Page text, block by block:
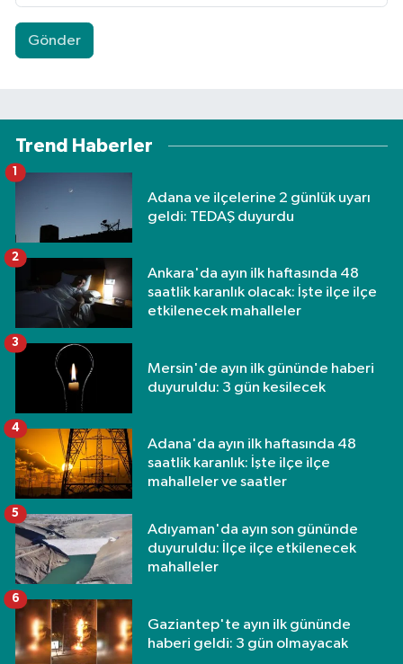
Gönder
Trend Haberler
Adana ve ilçelerine 2 günlük uyarı
geldi: TEDAŞ duyurdu
1
Ankara'da ayın ilk haftasında 48
saatlik karanlık olacak: İşte ilçe ilçe
etkilenecek mahalleler
2
Mersin'de ayın ilk gününde haberi
duyuruldu: 3 gün kesilecek
3
Adana'da ayın ilk haftasında 48
saatlik karanlık: İşte ilçe ilçe
mahalleler ve saatler
4
Adıyaman'da ayın son gününde
duyuruldu: İlçe ilçe etkilenecek
mahalleler
5
Gaziantep'te ayın ilk gününde
haberi geldi: 3 gün olmayacak
6